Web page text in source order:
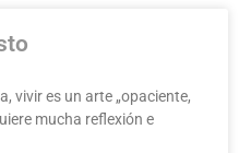
vivir es un arte „opaciente,
mucha reflexión e